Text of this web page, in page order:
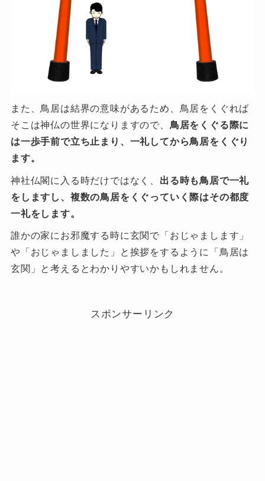
また、鳥居は結界の意味があるため、鳥居をくぐれば
そこは神仏の世界になりますので、 鳥居をくぐる際に
は一歩手前で立ち止まり、一礼してから鳥居をくぐり
ます。
神社仏閣に入る時だけではなく、 出る時も鳥居で一礼
をしますし、複数の鳥居をくぐっていく際はその都度
一礼をします。
誰かの家にお邪魔する時に玄関で「おじゃまします」
や「おじゃましました」と挨拶をするように「鳥居は
玄関」と考えるとわかりやすいかもしれません。
スポンサーリンク